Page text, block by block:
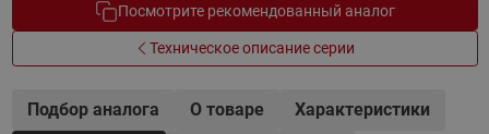
Посмотрите рекомендованный аналог
Техническое описание серии
Подбор аналога О товаре
Характеристики